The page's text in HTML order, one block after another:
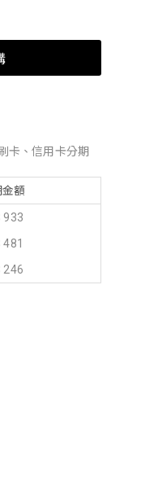
卡、信用卡分期
額
933
481
246